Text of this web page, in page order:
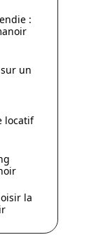
:
un
locatif
la